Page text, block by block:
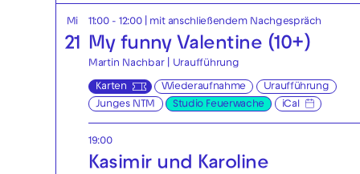
Mi
21
11:00 - 12:00 | mit anschließendem Nachgespräch
My funny Valentine (10+)
Martin Nachbar | Uraufführung
Karten Wiederaufnahme
Uraufführung
Junges NTM
Studio Feuerwache iCal
19:00
Kasimir und Karoline